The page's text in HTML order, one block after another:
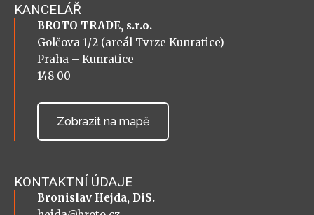
KANCELÁŘ
BROTO TRADE, s.r.o.
Golčova 1/2 (areál Tvrze Kunratice)
Praha – Kunratice
148 00
Zobrazit na mapě
KONTAKTNÍ ÚDAJE
Bronislav Hejda, DiS.